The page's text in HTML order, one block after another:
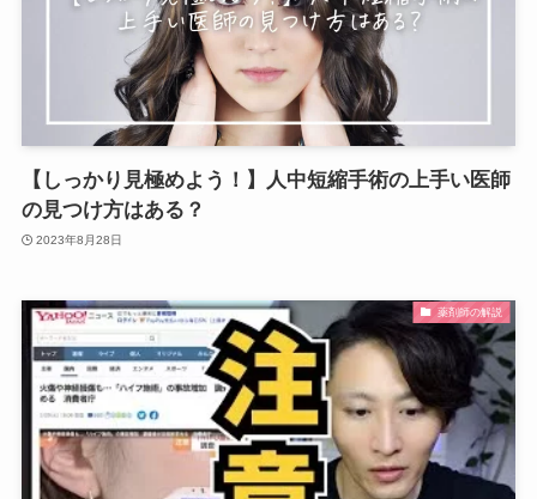
【しっかり見極めよう！】人中短縮手術の上手い医師
の見つけ方はある？
2023年8月28日
薬剤師の解説